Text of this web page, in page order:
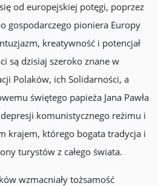
od europejskiej potęgi, poprzez
gospodarczego pioniera Europy
kreatywność i potencjał
są dzisiaj szeroko znane w
Polaków, ich Solidarności, a
świętego papieża Jana Pawła
depresji komunistycznego reżimu i
krajem, którego bogata tradycja i
turystów z całego świata.
wzmacniały tożsamość